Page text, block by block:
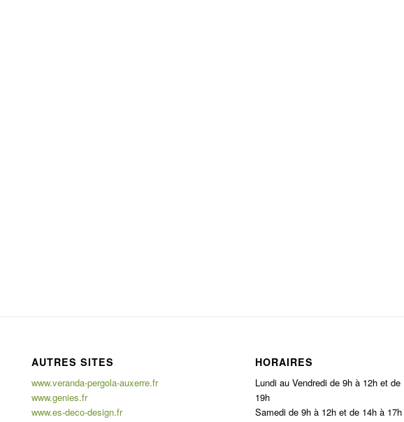
AUTRES SITES
www.veranda-pergola-auxerre.fr
www.genies.fr
www.es-deco-design.fr
HORAIRES
Lundi au Vendredi de 9h à 12h et de
19h
Samedi de 9h à 12h et de 14h à 17h